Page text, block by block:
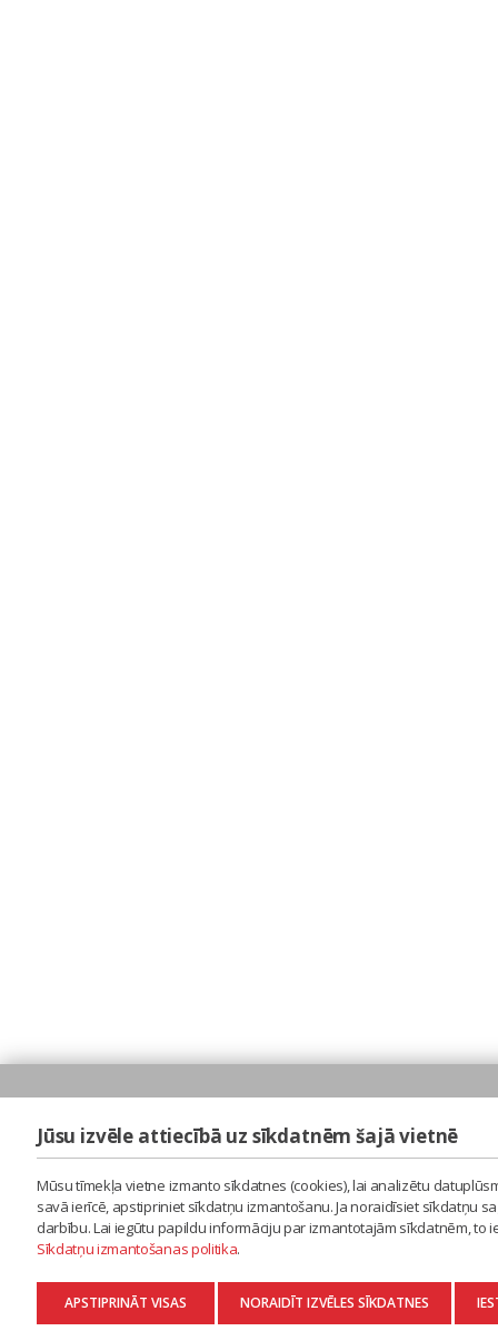
Jūsu izvēle attiecībā uz sīkdatnēm šajā vietnē
Mūsu tīmekļa vietne izmanto sīkdatnes (cookies), lai analizētu
savā ierīcē, apstipriniet sīkdatņu izmantošanu. Ja noraidīsiet sīkdatņu
darbību. Lai iegūtu papildu informāciju par izmantotajām sīkdatnēm,
Sīkdatņu izmantošanas politika.
APSTIPRINĀT VISAS NORAIDĪT IZVĒLES SĪKDATNES